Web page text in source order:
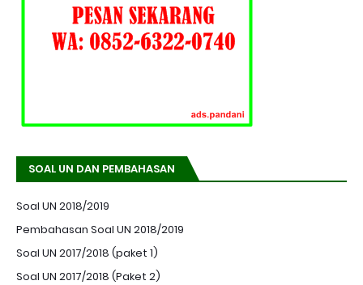
SOAL UN DAN PEMBAHASAN
Soal UN 2018/2019
Pembahasan Soal UN 2018/2019
Soal UN 2017/2018 (paket 1)
Soal UN 2017/2018 (Paket 2)